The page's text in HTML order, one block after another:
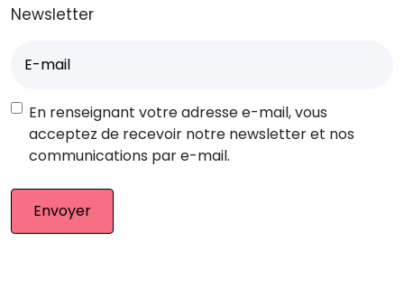
Newsletter
mail(Nécessaire)
RGPD
En renseignant votre adresse e-mail, vous
acceptez de recevoir notre newsletter et nos
communications par e-mail.